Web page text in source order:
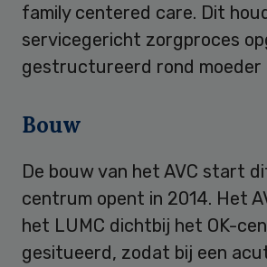
family centered care. Dit
servicegericht zorgproces
gestructureerd rond moeder
Bouw
De bouw van het AVC start
centrum opent in 2014. Het
het LUMC dichtbij het OK-
gesitueerd, zodat bij een